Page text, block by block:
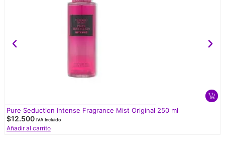
Pure Seduction Intense Fragrance Mist Original 250 ml
$12.500 IVA Incluido
Añadir al carrito